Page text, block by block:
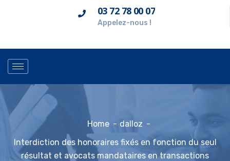
03 72 78 00 07
Appelez-nous !
Home
dalloz
Interdiction des honoraires fixés en fonction du seul
résultat et avocats mandataires en transactions